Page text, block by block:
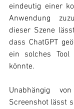
eindeutig einer
Anwendung
dieser Szene
dass ChatGPT
ein solches
könnte.
Unabhängig
Screenshot lässt